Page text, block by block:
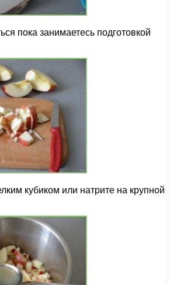
пока занимаетесь подготовкой
кубиком или натрите на крупной